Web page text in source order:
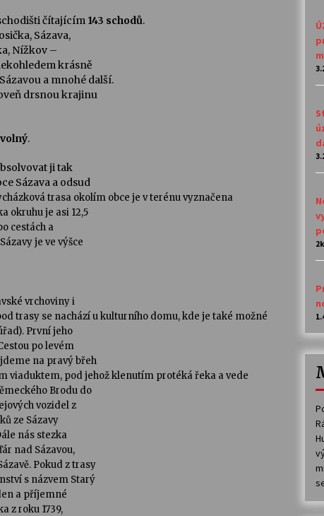
čítajícím 143 schodů.
Sázava,
Nížkov –
krásně
a mnohé další.
drsnou krajinu
.
ji tak
Sázava a odsud
trasa okolím obce je v terénu vyznačena
okruhu je asi 12,5
cestách a
je ve výšce
vrchoviny i
trasy se nachází u kulturního domu, kde je také možné
První jeho
po levém
na pravý břeh
viaduktem, pod jehož klenutím protéká řeka a vede
Brodu do
vozidel z
ze Sázavy
nás stezka
nad Sázavou,
Pokud z trasy
s názvem Starý
a příjemné
z roku 1739,